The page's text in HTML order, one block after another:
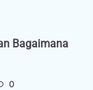
Bagaimana
0